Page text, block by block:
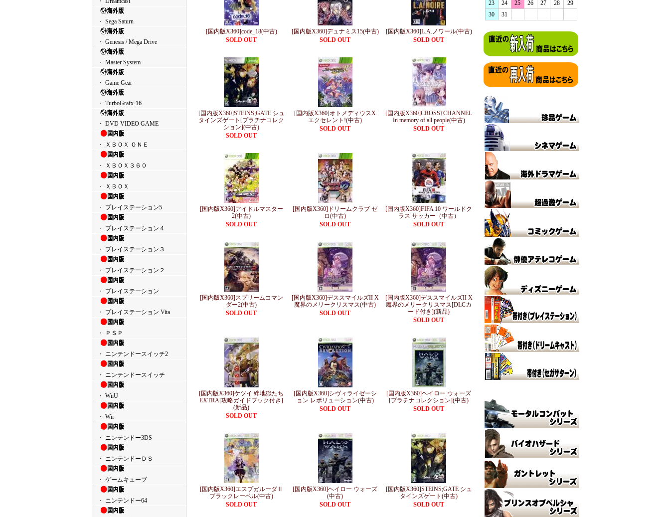
・ Sega Saturn
・ Genesis / Mega Drive
・ Master System
・ Game Gear
・ TurboGrafx-16
・ DVD VIDEO GAME
・ ＸＢＯＸ ＯＮＥ
・ ＸＢＯＸ３６０
・ ＸＢＯＸ
・ プレイステーション5
・ プレイステーション４
・ プレイステーション３
・ プレイステーション２
・ プレイステーション
・ プレイステーション Vita
・ ＰＳＰ
・ ニンテンドースイッチ2
・ ニンテンドースイッチ
・ WiiU
・ Wii
・ ニンテンドー3DS
・ ニンテンドーＤＳ
・ ゲームキューブ
・ ニンテンドー64
[国内版X360]code_18(中古)
SOLD OUT
[国内版X360]デュナミス15(中古)
SOLD OUT
[国内版X360]L.A.ノワール(中古)
SOLD OUT
[国内版X360]STEINS;GATE シュ
タインズゲート[プラチナコレク
ション](中古)
SOLD OUT
[国内版X360]オトメディウスX
エクセレント!(中古)
SOLD OUT
[国内版X360]CROSS†CHANNEL
In memory of all people(中古)
SOLD OUT
[国内版X360]アイドルマスター
2(中古)
SOLD OUT
[国内版X360]ドリームクラブ ゼ
ロ(中古)
SOLD OUT
[国内版X360]FIFA 10 ワールドク
ラス サッカー（中古）
SOLD OUT
[国内版X360]スプリームコマン
ダー2(中古)
SOLD OUT
[国内版X360]デススマイルズII X
魔界のメリークリスマス(中古)
SOLD OUT
[国内版X360]デススマイルズII X
魔界のメリークリスマス[DLCカ
ード付き](新品)
SOLD OUT
[国内版X360]ケツイ 絆地獄たち
EXTRA[攻略ガイドブック付き]
(新品)
SOLD OUT
[国内版X360]シヴィライゼーシ
ョン レボリューション(中古)
SOLD OUT
[国内版X360]ヘイロー ウォーズ
[プラチナコレクション](中古)
SOLD OUT
[国内版X360]エスプガルーダⅡ
ブラックレーベル(中古)
SOLD OUT
[国内版X360]ヘイロー ウォーズ
(中古)
SOLD OUT
[国内版X360]STEINS;GATE シュ
タインズゲート(中古)
SOLD OUT
23
24 25 26 27 28
29
30
31